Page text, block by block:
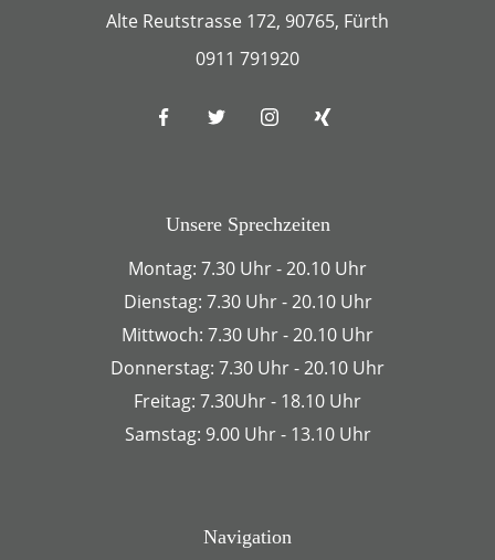
Alte Reutstrasse 172, 90765, Fürth
0911 791920
Unsere Sprechzeiten
Montag: 7.30 Uhr - 20.10 Uhr
Dienstag: 7.30 Uhr - 20.10 Uhr
Mittwoch: 7.30 Uhr - 20.10 Uhr
Donnerstag: 7.30 Uhr - 20.10 Uhr
Freitag: 7.30Uhr - 18.10 Uhr
Samstag: 9.00 Uhr - 13.10 Uhr
Navigation